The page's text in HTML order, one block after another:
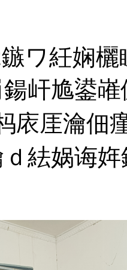
ワ紝娴欐
屽尯鍙
庡厓瀹佃
ｄ紶娲诲